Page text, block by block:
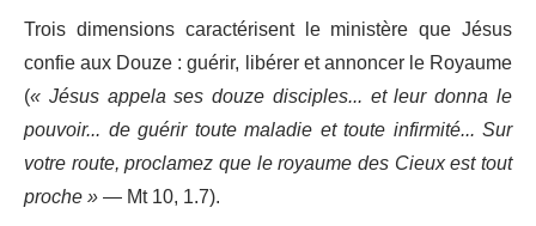
Trois dimensions caractérisent le ministère que Jésus
confie aux Douze : guérir, libérer et annoncer le Royaume
(« Jésus appela ses douze disciples... et leur donna le
pouvoir... de guérir toute maladie et toute infirmité... Sur
votre route, proclamez que le royaume des Cieux est tout
proche »— Mt 10, 1.7).